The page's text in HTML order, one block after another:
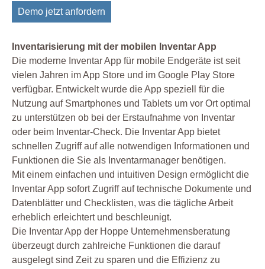
Demo jetzt anfordern
Inventarisierung mit der mobilen Inventar App
Die moderne Inventar App für mobile Endgeräte ist seit
vielen Jahren im App Store und im Google Play Store
verfügbar. Entwickelt wurde die App speziell für die
Nutzung auf Smartphones und Tablets um vor Ort optimal
zu unterstützen ob bei der Erstaufnahme von Inventar
oder beim Inventar-Check. Die Inventar App bietet
schnellen Zugriff auf alle notwendigen Informationen und
Funktionen die Sie als Inventarmanager benötigen.
Mit einem einfachen und intuitiven Design ermöglicht die
Inventar App sofort Zugriff auf technische Dokumente und
Datenblätter und Checklisten, was die tägliche Arbeit
erheblich erleichtert und beschleunigt.
Die Inventar App der Hoppe Unternehmensberatung
überzeugt durch zahlreiche Funktionen die darauf
ausgelegt sind Zeit zu sparen und die Effizienz zu